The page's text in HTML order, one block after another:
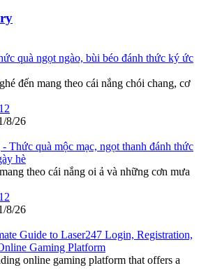
quà ngọt ngào, bùi béo đánh thức ký ức
đến mang theo cái nắng chói chang, cơ
8/26
Thức quà mộc mạc, ngọt thanh đánh thức
hè
theo cái nắng oi ả và những cơn mưa
8/26
Guide to Laser247 Login, Registration,
Gaming Platform
online gaming platform that offers a